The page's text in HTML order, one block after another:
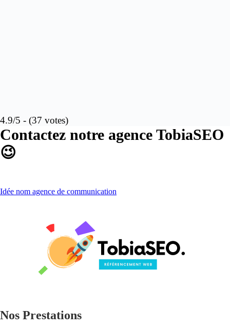
4.9/5 - (37 votes)
Contactez notre agence TobiaSEO
😉
Idée nom agence de communication
Nos Prestations